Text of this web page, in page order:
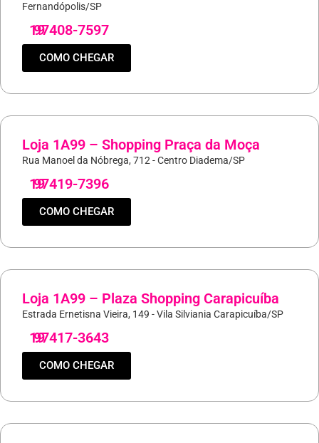
Fernandópolis/SP
19
97408-7597
COMO CHEGAR
Loja 1A99 – Shopping Praça da Moça
Rua Manoel da Nóbrega, 712 - Centro Diadema/SP
19
97419-7396
COMO CHEGAR
Loja 1A99 – Plaza Shopping Carapicuíba
Estrada Ernetisna Vieira, 149 - Vila Silviania Carapicuíba/SP
19
97417-3643
COMO CHEGAR